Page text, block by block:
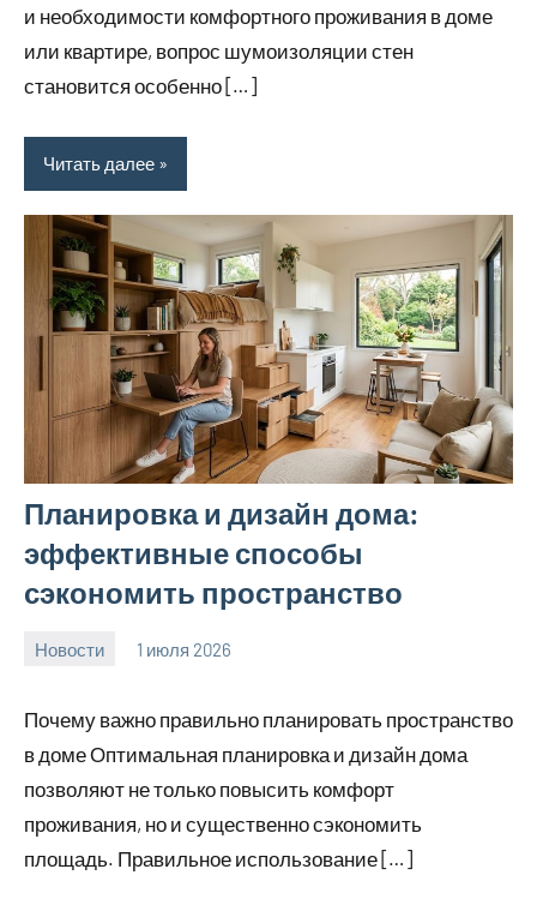
и необходимости комфортного проживания в доме
или квартире, вопрос шумоизоляции стен
становится особенно […]
Читать далее
Планировка и дизайн дома:
эффективные способы
сэкономить пространство
Новости 1 июля 2026
Почему важно правильно планировать пространство
в доме Оптимальная планировка и дизайн дома
позволяют не только повысить комфорт
проживания, но и существенно сэкономить
площадь. Правильное использование […]